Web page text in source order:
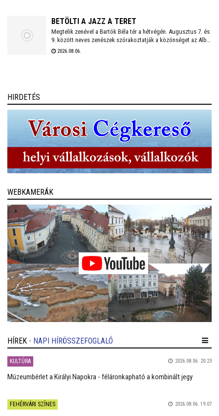
BETÖLTI A JAZZ A TERET
Megtelik zenével a Bartók Béla tér a hétvégén. Augusztus 7. és
9. között neves zenészek szórakoztatják a közönséget az Alba
Regia Feszten. Fellép többek között az Oláh Dezső Vibratone
2026.08.06.
HIRDETÉS
WEBKAMERÁK
HÍREK - NAPI HÍRÖSSZEFOGLALÓ
KULTÚRA 2026.08.06. 20:23
Múzeumbérlet a Királyi Napokra - féláronkapható a kombinált jegy
FEHÉRVÁRI SZÍNES 2026.08.06. 19:07